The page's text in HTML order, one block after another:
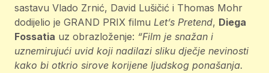
sastavu Vlado Zrnić, David Lušičić i Thomas Mohr
dodijelio je GRAND PRIX filmu Let’s Pretend, Diega
Fossatia uz obrazloženje: “Film je snažan i
uznemirujući uvid koji nadilazi sliku dječje nevinosti
kako bi otkrio sirove korijene ljudskog ponašanja.